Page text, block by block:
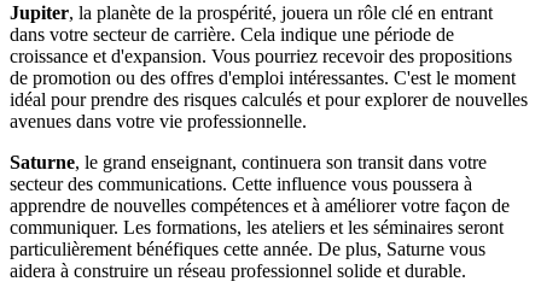
Jupiter, la planète de la prospérité, jouera un rôle clé en entrant
dans votre secteur de carrière. Cela indique une période de
croissance et d'expansion. Vous pourriez recevoir des propositions
de promotion ou des offres d'emploi intéressantes. C'est le moment
idéal pour prendre des risques calculés et pour explorer de nouvelles
avenues dans votre vie professionnelle.
Saturne, le grand enseignant, continuera son transit dans votre
secteur des communications. Cette influence vous poussera à
apprendre de nouvelles compétences et à améliorer votre façon de
communiquer. Les formations, les ateliers et les séminaires seront
particulièrement bénéfiques cette année. De plus, Saturne vous
aidera à construire un réseau professionnel solide et durable.